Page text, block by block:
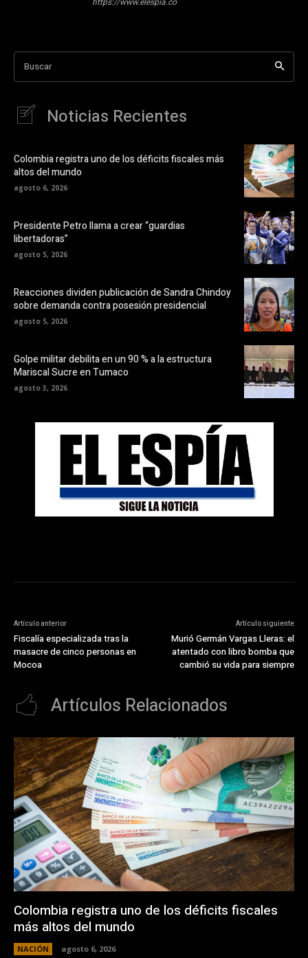
Buscar
Noticias Recientes
Colombia registra uno de los déficits fiscales más
altos del mundo
agosto 6, 2026
Presidente Petro llama a crear “guardias
libertadoras”
agosto 5, 2026
Reacciones dividen publicación de Sandra Chindoy
sobre demanda contra posesión presidencial
agosto 5, 2026
Golpe militar debilita en un 90 % a la estructura
Mariscal Sucre en Tumaco
agosto 3, 2026
Artículo anterior
Fiscalía especializada tras la
masacre de cinco personas en
Mocoa
Artículo siguiente
Murió Germán Vargas Lleras: el
atentado con libro bomba que
cambió su vida para siempre
Artículos Relacionados
Colombia registra uno de los déficits fiscales
más altos del mundo
NACIÓN agosto 6, 2026